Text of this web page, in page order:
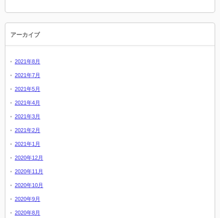
アーカイブ
2021年8月
2021年7月
2021年5月
2021年4月
2021年3月
2021年2月
2021年1月
2020年12月
2020年11月
2020年10月
2020年9月
2020年8月